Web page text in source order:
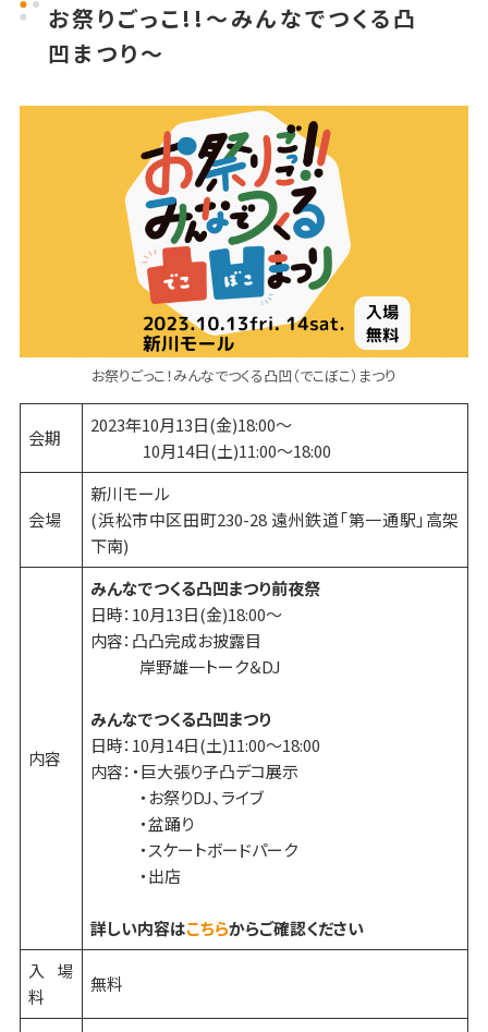
お祭りごっこ!!〜みんなでつくる凸
凹まつり〜
お祭りごっこ！みんなでつくる凸凹（でこぼこ）まつり
会期
2023年10月13日(金)18:00〜
10月14日(土)11:00〜18:00
会場
新川モール
(浜松市中区田町230-28 遠州鉄道「第一通駅」高架
下南)
内容
みんなでつくる凸凹まつり前夜祭
日時：10月13日(金)18:00～
内容：凸凸完成お披露目
岸野雄一トーク＆DJ
みんなでつくる凸凹まつり
日時：10月14日(土)11:00～18:00
内容：・巨大張り子凸デコ展示
・お祭りDJ、ライブ
・盆踊り
・スケートボードパーク
・出店
詳しい内容はこちらからご確認ください
入場
料
無料